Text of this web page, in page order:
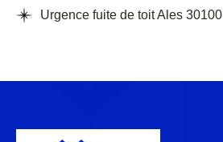
Urgence fuite de toit Ales 30100